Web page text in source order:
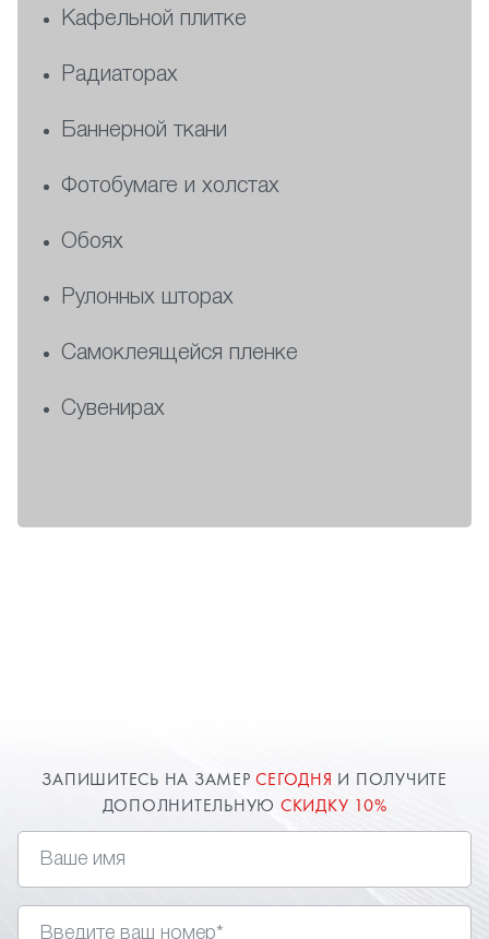
Кафельной плитке
Радиаторах
Баннерной ткани
Фотобумаге и холстах
Обоях
Рулонных шторах
Самоклеящейся пленке
Сувенирах
ЗАПИШИТЕСЬ НА ЗАМЕРСЕГОДНЯ И ПОЛУЧИТЕ
ДОПОЛНИТЕЛЬНУЮ СКИДКУ 10%